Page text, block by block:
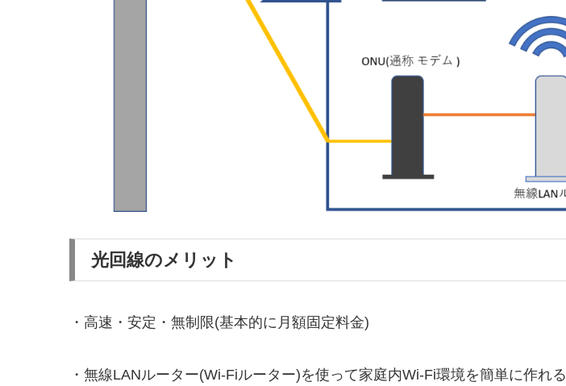
光回線のメリット
・高速・安定・無制限(基本的に月額固定料金)
・無線LANルーター(Wi-Fiルーター)を使って家庭内Wi-Fi環境を簡単に作れる